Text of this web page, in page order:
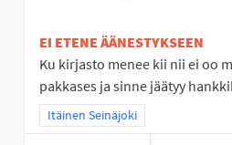
EI ETENE ÄÄNESTYKSEEN
Ku kirjasto menee kii nii ei oo
pakkases ja sinne jäätyy
Rajaa tulokset teeman mukaan:
Itäinen Seinäjoki